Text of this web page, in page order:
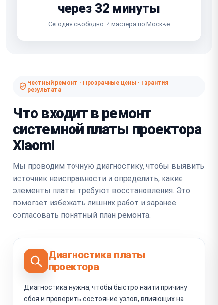
через 32 минуты
Сегодня свободно: 4 мастера по Москве
Честный ремонт · Прозрачные цены · Гарантия
результата
Что входит в ремонт
системной платы проектора
Xiaomi
Мы проводим точную диагностику, чтобы выявить
источник неисправности и определить, какие
элементы платы требуют восстановления. Это
помогает избежать лишних работ и заранее
согласовать понятный план ремонта.
Диагностика платы
проектора
Диагностика нужна, чтобы быстро найти причину
сбоя и проверить состояние узлов, влияющих на